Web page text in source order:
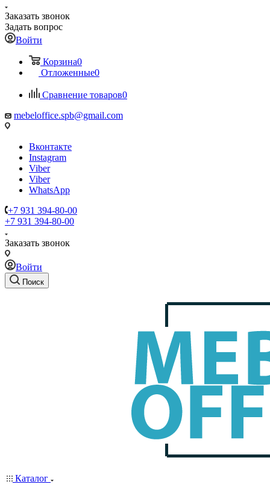
Заказать звонок
Задать вопрос
Войти
Корзина0
Отложенные0
Сравнение товаров0
mebeloffice.spb@gmail.com
Вконтакте
Instagram
Viber
Viber
WhatsApp
+7 931 394-80-00
+7 931 394-80-00
Заказать звонок
Войти
Поиск
Каталог